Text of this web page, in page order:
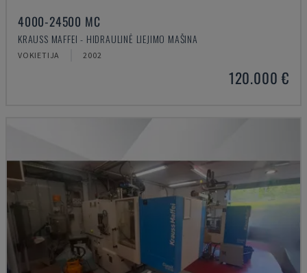
4000-24500 MC
KRAUSS MAFFEI - HIDRAULINĖ LIEJIMO MAŠINA
VOKIETIJA 2002
120.000 €